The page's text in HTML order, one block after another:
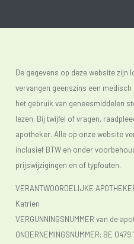
De gegevens op deze website zijn
vervangen geenszins een medisch
het gebruik van geneesmiddelen
lezen. Bij twijfel of vragen,
apotheker. Alle op onze website
inclusief BTW en onder
prijswijzigingen en of typfouten.
VERANTWOORDELIJKE
Katrien
VERGUNNINGSNUMMER van de
ONDERNEMINGSNUMMER: BE